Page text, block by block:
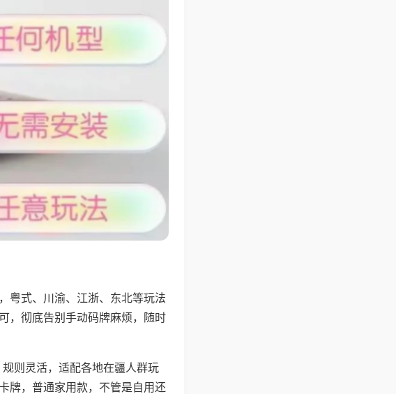
粤式、川渝、江浙、东北等玩法
，彻底告别手动码牌麻烦，随时
则灵活，适配各地在疆人群玩
牌，普通家用款，不管是自用还